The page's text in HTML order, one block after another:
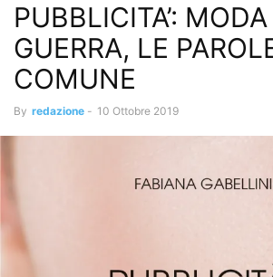
PUBBLICITA’: MODA
GUERRA, LE
COMUNE
By redazione - 10 Ottobre 2019